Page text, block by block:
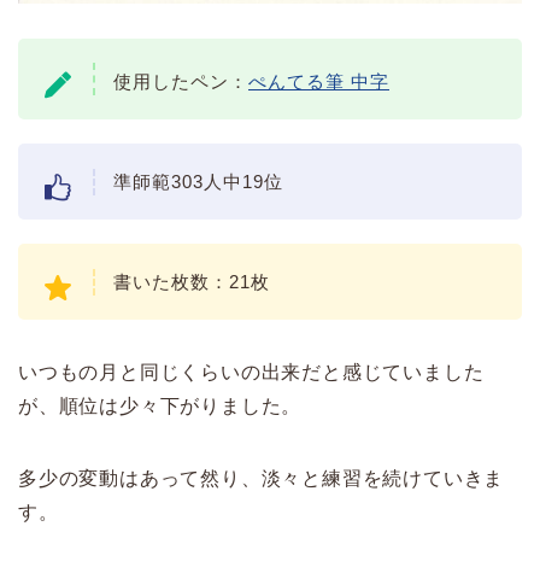
使用したペン： ぺんてる筆 中字
準師範303人中19位
書いた枚数：21枚
いつもの月と同じくらいの出来だと感じていました
が、順位は少々下がりました。
多少の変動はあって然り、淡々と練習を続けていきま
す。